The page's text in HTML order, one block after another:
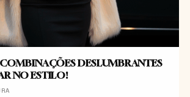
DESLUMBRANTES
NO ESTILO!